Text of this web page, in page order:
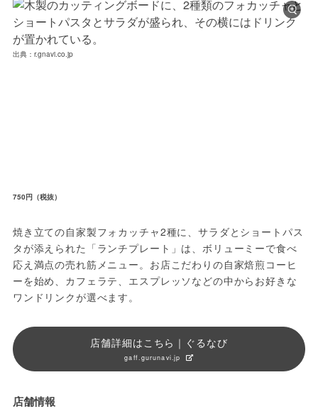
出典：r.gnavi.co.jp
750円（税抜）
焼き立ての自家製フォカッチャ2種に、サラダとショートパス
タが添えられた「ランチプレート」は、ボリューミーで食べ
応え満点の売れ筋メニュー。お店こだわりの自家焙煎コーヒ
ーを始め、カフェラテ、エスプレッソなどの中からお好きな
ワンドリンクが選べます。
店舗詳細はこちら｜ぐるなび
gaff.gurunavi.jp
店舗情報